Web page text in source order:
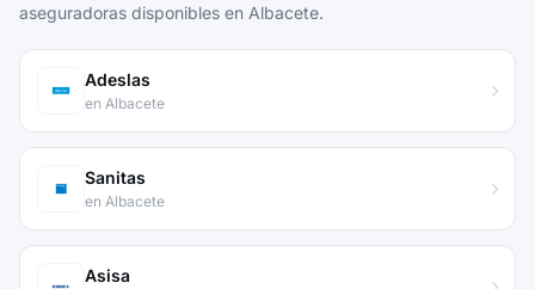
aseguradoras disponibles en Albacete.
Adeslas
en Albacete
Sanitas
en Albacete
Asisa